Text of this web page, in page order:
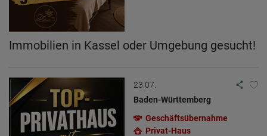
Immobilien in Kassel oder Umgebung gesucht!
23.07.
Baden-Württemberg
Geschäftsübernahme
Privat-Haus